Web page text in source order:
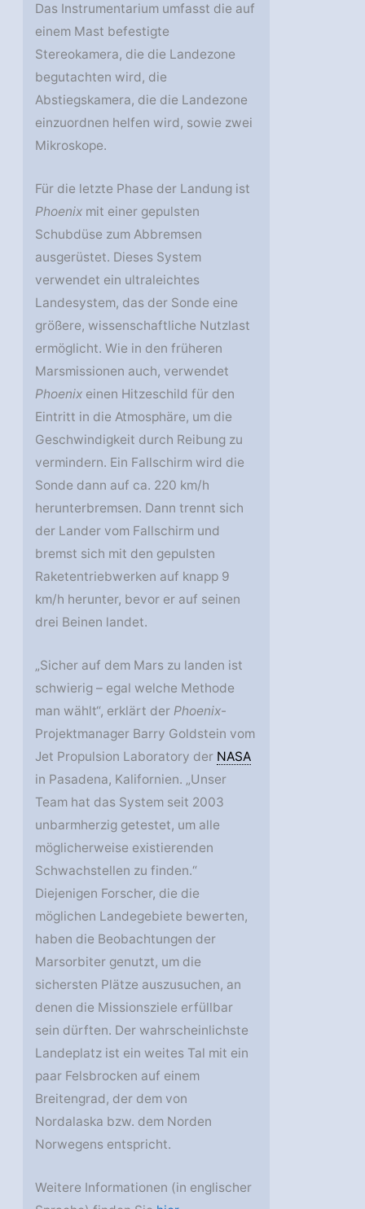
Das Instrumentarium umfasst die auf
einem Mast befestigte
Stereokamera, die die Landezone
begutachten wird, die
Abstiegskamera, die die Landezone
einzuordnen helfen wird, sowie zwei
Mikroskope.
Für die letzte Phase der Landung ist
Phoenix mit einer gepulsten
Schubdüse zum Abbremsen
ausgerüstet. Dieses System
verwendet ein ultraleichtes
Landesystem, das der Sonde eine
größere, wissenschaftliche Nutzlast
ermöglicht. Wie in den früheren
Marsmissionen auch, verwendet
Phoenix einen Hitzeschild für den
Eintritt in die Atmosphäre, um die
Geschwindigkeit durch Reibung zu
vermindern. Ein Fallschirm wird die
Sonde dann auf ca. 220 km/h
herunterbremsen. Dann trennt sich
der Lander vom Fallschirm und
bremst sich mit den gepulsten
Raketentriebwerken auf knapp 9
km/h herunter, bevor er auf seinen
drei Beinen landet.
„Sicher auf dem Mars zu landen ist
schwierig – egal welche Methode
man wählt“, erklärt derPhoenix-
Projektmanager Barry Goldstein vom
Jet Propulsion Laboratory der NASA
in Pasadena, Kalifornien. „Unser
Team hat das System seit 2003
unbarmherzig getestet, um alle
möglicherweise existierenden
Schwachstellen zu finden.“
Diejenigen Forscher, die die
möglichen Landegebiete bewerten,
haben die Beobachtungen der
Marsorbiter genutzt, um die
sichersten Plätze auszusuchen, an
denen die Missionsziele erfüllbar
sein dürften. Der wahrscheinlichste
Landeplatz ist ein weites Tal mit ein
paar Felsbrocken auf einem
Breitengrad, der dem von
Nordalaska bzw. dem Norden
Norwegens entspricht.
Weitere Informationen (in englischer